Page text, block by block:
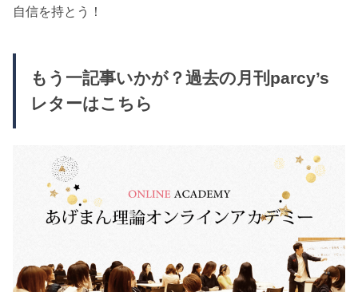
自信を持とう！
もう一記事いかが？過去の月刊parcy’s
レターはこちら